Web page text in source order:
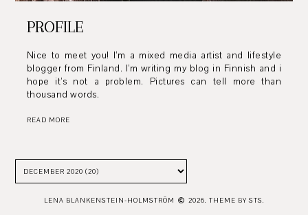
PROFILE
Nice to meet you! I’m a mixed media artist and lifestyle
blogger from Finland. I’m writing my blog in Finnish and i
hope it’s not a problem. Pictures can tell more than
thousand words.
READ MORE
LENA BLANKENSTEIN-HOLMSTRÖM 2026. THEME BY STS.